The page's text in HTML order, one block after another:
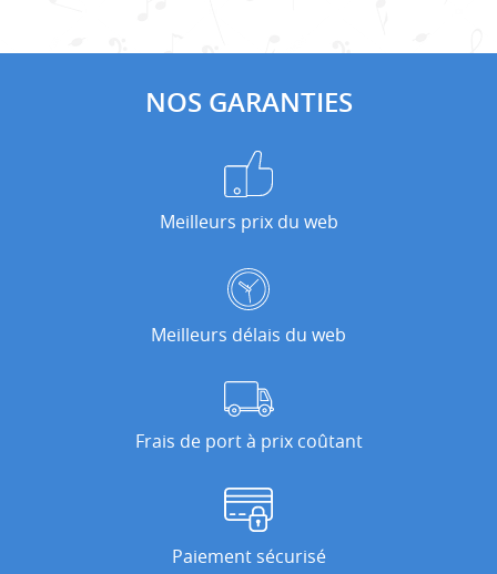
NOS GARANTIES
Meilleurs prix du web
Meilleurs délais du web
Frais de port à prix coûtant
Paiement sécurisé